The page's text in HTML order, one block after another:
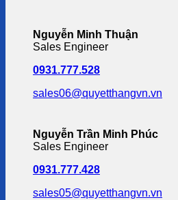
Nguyễn Minh Thuận
Sales Engineer
0931.777.528
sales06@quyetthangvn.vn
Nguyễn Trần Minh Phúc
Sales Engineer
0931.777.428
sales05@quyetthangvn.vn